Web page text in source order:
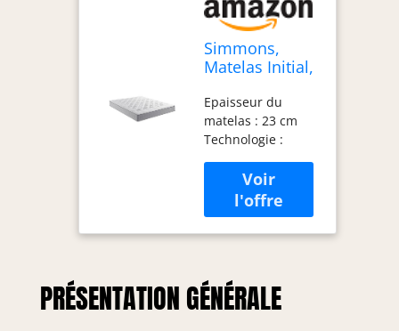
Simmons,
Matelas Initial,
Ressorts
ensachés,
Blanc et Gris
Epaisseur du
matelas : 23 cm
Technologie :
Accueil : Equilibré /
Soutien : Ferme
Fabrication
française
PRÉSENTATION GÉNÉRALE